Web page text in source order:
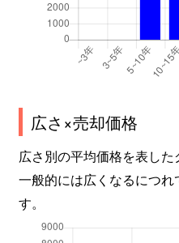
広さ×売却価格
広さ別の平均価格を表した
一般的には広くなるにつ
す。